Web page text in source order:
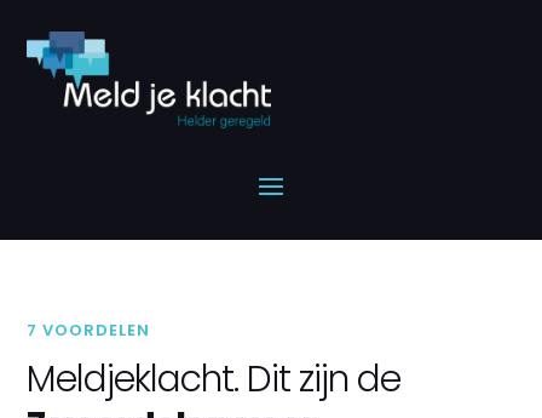
7 VOORDELEN
Meldjeklacht. Dit zijn de